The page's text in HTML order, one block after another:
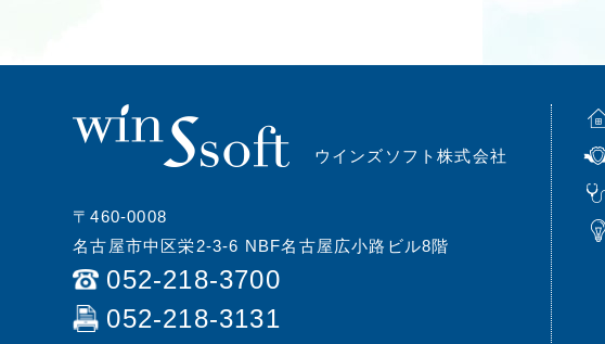
ウインズソフト株式会社
〒460-0008
名古屋市中区栄2-3-6 NBF名古屋広小路ビル8階
052-218-3700
052-218-3131